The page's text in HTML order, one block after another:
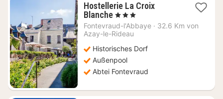
Hostellerie La Croix
Blanche1
Nacht
ab
€
, 3 Sterne
Fontevraud-l'Abbaye · 32.6 Km von
Azay-le-Rideau
Historisches Dorf
Außenpool
Abtei Fontevraud